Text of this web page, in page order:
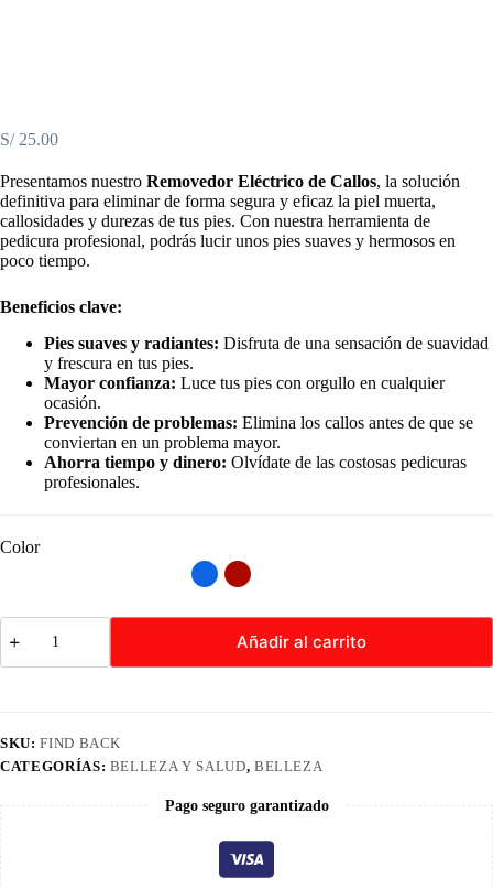
S/25.00
Presentamos nuestro Removedor Eléctrico de Callos, la solución
definitiva para eliminar de forma segura y eficaz la piel muerta,
callosidades y durezas de tus pies. Con nuestra herramienta de
pedicura profesional, podrás lucir unos pies suaves y hermosos en
poco tiempo.
Beneficios clave:
Pies suaves y radiantes: Disfruta de una sensación de suavidad
y frescura en tus pies.
Mayor confianza: Luce tus pies con orgullo en cualquier
ocasión.
Prevención de problemas: Elimina los callos antes de que se
conviertan en un problema mayor.
Ahorra tiempo y dinero: Olvídate de las costosas pedicuras
profesionales.
Color
Removedor
Eléctrico
de
Añadir al carrito
SKU:FIND BACK
CATEGORÍAS: BELLEZA Y SALUD, BELLEZA
Pago seguro garantizado